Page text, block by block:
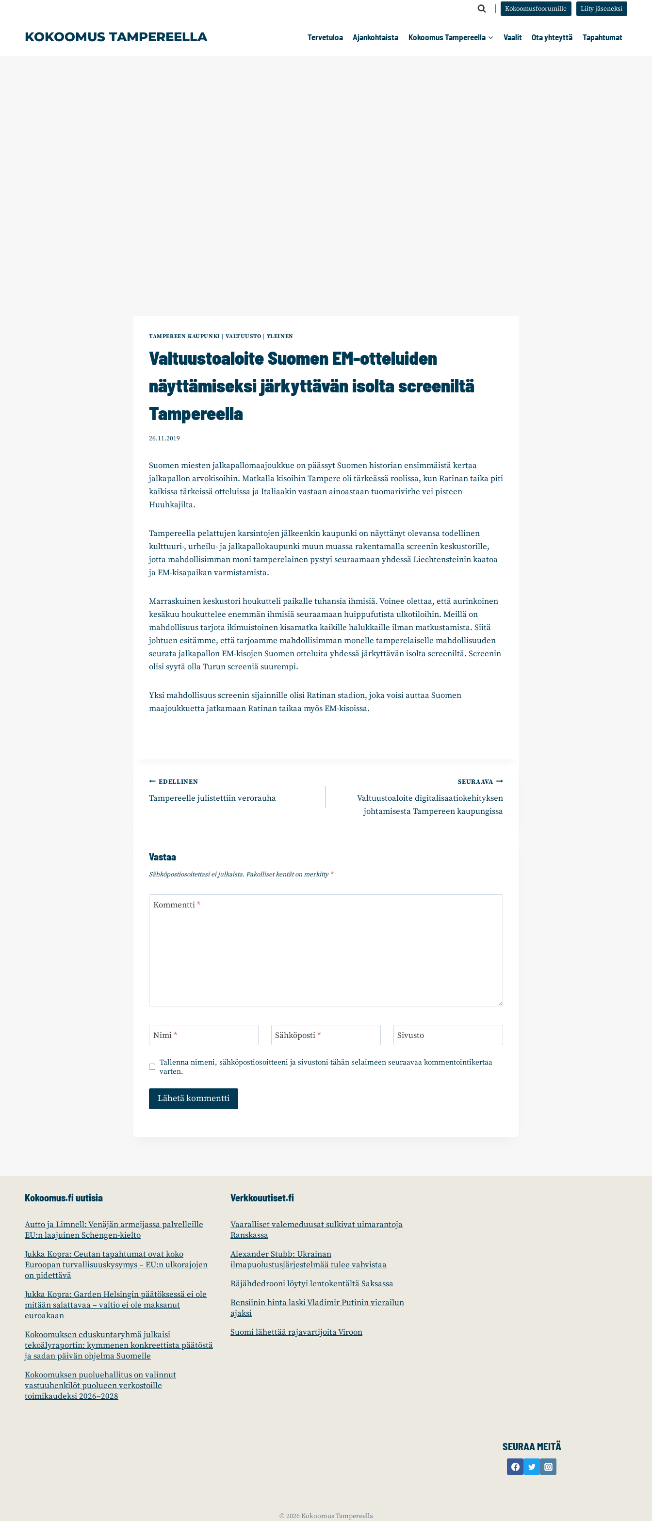
Kokoomusfoorumille Liity jäseneksi
KOKOOMUS TAMPEREELLA Tervetuloa Ajankohtaista Kokoomus Tampereella Vaalit Ota yhteyttä Tapahtumat
TAMPEREEN KAUPUNKI VALTUUSTO YLEINEN
Valtuustoaloite Suomen EM-otteluiden
näyttämiseksi järkyttävän isolta screeniltä
Tampereella
26.11.2019
Suomen miesten jalkapallomaajoukkue on päässyt Suomen historian ensimmäistä kertaa
jalkapallon arvokisoihin. Matkalla kisoihin Tampere oli tärkeässä roolissa, kun Ratinan taika piti
kaikissa tärkeissä otteluissa ja Italiaakin vastaan ainoastaan tuomarivirhe vei pisteen
Huuhkajilta.
Tampereella pelattujen karsintojen jälkeenkin kaupunki on näyttänyt olevansa todellinen
kulttuuri-, urheilu- ja jalkapallokaupunki muun muassa rakentamalla screenin keskustorille,
jotta mahdollisimman moni tamperelainen pystyi seuraamaan yhdessä Liechtensteinin kaatoa
ja EM-kisapaikan varmistamista.
Marraskuinen keskustori houkutteli paikalle tuhansia ihmisiä. Voinee olettaa, että aurinkoinen
kesäkuu houkuttelee enemmän ihmisiä seuraamaan huippufutista ulkotiloihin. Meillä on
mahdollisuus tarjota ikimuistoinen kisamatka kaikille halukkaille ilman matkustamista. Siitä
johtuen esitämme, että tarjoamme mahdollisimman monelle tamperelaiselle mahdollisuuden
seurata jalkapallon EM-kisojen Suomen otteluita yhdessä järkyttävän isolta screeniltä. Screenin
olisi syytä olla Turun screeniä suurempi.
Yksi mahdollisuus screenin sijainnille olisi Ratinan stadion, joka voisi auttaa Suomen
maajoukkuetta jatkamaan Ratinan taikaa myös EM-kisoissa.
Artikkelien
selaus
EDELLINEN
Tampereelle julistettiin verorauha
SEURAAVA
Valtuustoaloite digitalisaatiokehityksen
johtamisesta Tampereen kaupungissa
Vastaa
Sähköpostiosoitettasi ei julkaista. Pakolliset kentät on merkitty*
Kommentti*
Nimi* Sähköposti* Sivusto
Tallenna nimeni, sähköpostiosoitteeni ja sivustoni tähän selaimeen seuraavaa kommentointikertaa
varten.
Kokoomus.fi uutisia
Autto ja Limnell: Venäjän armeijassa palvelleille
EU:n laajuinen Schengen-kielto
Jukka Kopra: Ceutan tapahtumat ovat koko
Euroopan turvallisuuskysymys – EU:n ulkorajojen
on pidettävä
Jukka Kopra: Garden Helsingin päätöksessä ei ole
mitään salattavaa – valtio ei ole maksanut
euroakaan
Kokoomuksen eduskuntaryhmä julkaisi
tekoälyraportin: kymmenen konkreettista päätöstä
ja sadan päivän ohjelma Suomelle
Kokoomuksen puoluehallitus on valinnut
vastuuhenkilöt puolueen verkostoille
toimikaudeksi 2026–2028
Verkkouutiset.fi
Vaaralliset valemeduusat sulkivat uimarantoja
Ranskassa
Alexander Stubb: Ukrainan
ilmapuolustusjärjestelmää tulee vahvistaa
Räjähdedrooni löytyi lentokentältä Saksassa
Bensiinin hinta laski Vladimir Putinin vierailun
ajaksi
Suomi lähettää rajavartijoita Viroon
SEURAA MEITÄ
© 2026 Kokoomus Tampereella